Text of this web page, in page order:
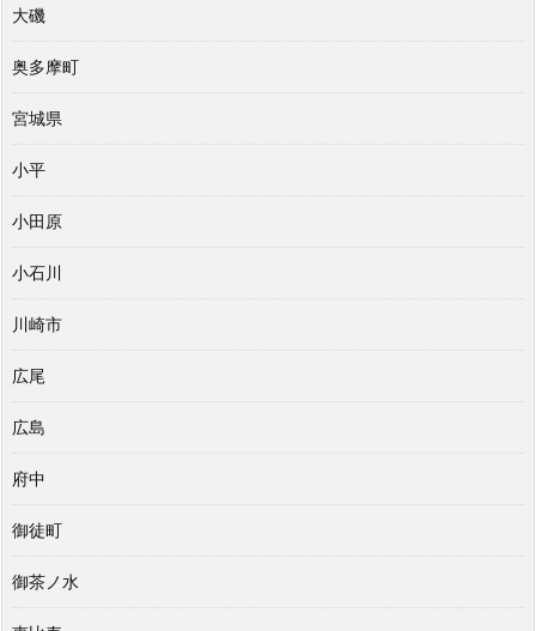
大磯
奥多摩町
宮城県
小平
小田原
小石川
川崎市
広尾
広島
府中
御徒町
御茶ノ水